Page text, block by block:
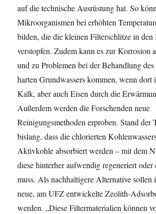
auf die technische Ausrüstung hat. So
Mikroorganismen bei erhöhten
bilden, die die kleinen Filterschlitze in den
verstopfen. Zudem kann es zur Korrosion
und zu Problemen bei der Behandlung
harten Grundwassers kommen, wenn dort
Kalk, aber auch Eisen durch die
Außerdem werden die Forschenden neue
Reinigungsmethoden erproben. Stand der
bislang, dass die chlorierten
Aktivkohle absorbiert werden – mit dem
diese hinterher aufwendig regeneriert oder
muss. Als nachhaltigere Alternative sollen
neue, am UFZ entwickelte Zeolith-
werden. „Diese Filtermaterialien können